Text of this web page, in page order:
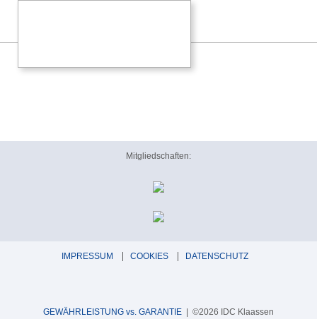
Mitgliedschaften:
IMPRESSUM COOKIES DATENSCHUTZ
GEWÄHRLEISTUNG vs. GARANTIE | ©2026 IDC Klaassen